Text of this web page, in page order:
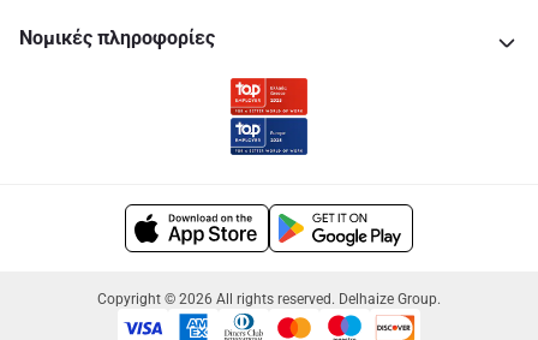
Νομικές πληροφορίες
Copyright © 2026 All rights reserved. Delhaize Group.